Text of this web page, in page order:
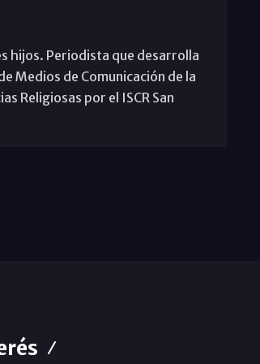
hijos. Periodista que desarrolla
Medios de Comunicación de la
Religiosas por el ISCR San